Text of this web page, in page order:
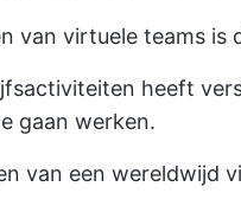
van virtuele teams is
heeft
gaan werken.
van een wereldwijd